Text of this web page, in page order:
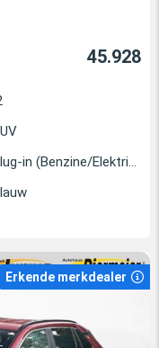
45.928
in (Benzine/Elektrisch)
Erkende merkdealer